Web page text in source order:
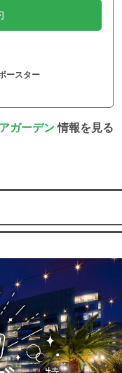
ースター
ガーデン情報を見る